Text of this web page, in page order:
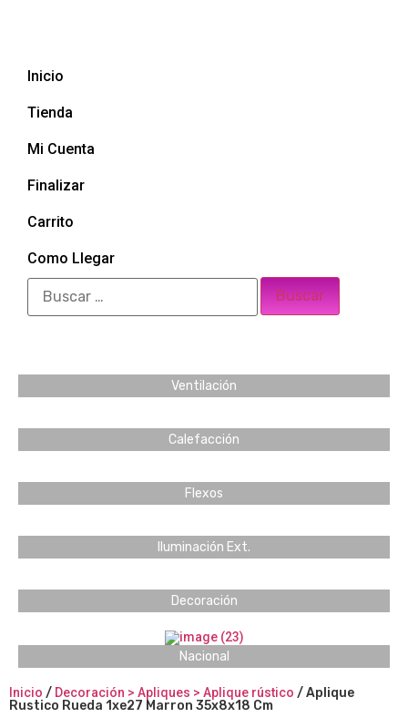
Inicio
Tienda
Mi Cuenta
Finalizar
Carrito
Como Llegar
Ventilación
Calefacción
Flexos
Iluminación Ext.
Decoración
Nacional
Inicio / Decoración > Apliques > Aplique rústico / Aplique
Rustico Rueda 1xe27 Marron 35x8x18 Cm